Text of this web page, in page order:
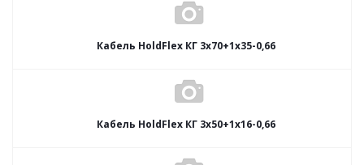
Кабель HoldFlex КГ 3x70+1x35-0,66
Кабель HoldFlex КГ 3x50+1x16-0,66